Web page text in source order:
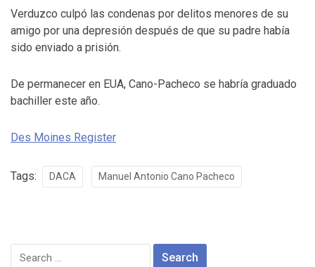
Verduzco culpó las condenas por delitos menores de su
amigo por una depresión después de que su padre había
sido enviado a prisión.
De permanecer en EUA, Cano-Pacheco se habría graduado
bachiller este año.
Des Moines Register
Tags: DACA Manuel Antonio Cano Pacheco
Search